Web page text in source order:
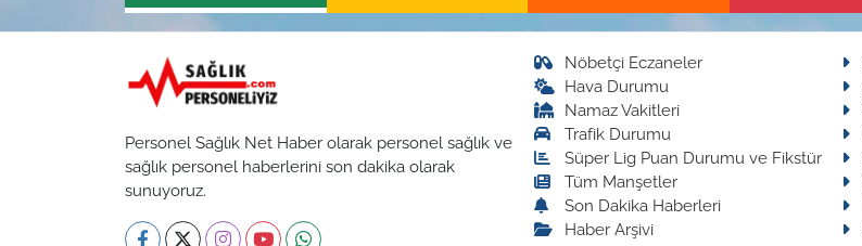
Personel Sağlık Net Haber olarak personel sağlık ve
sağlık personel haberlerini son dakika olarak
sunuyoruz.
Nöbetçi Eczaneler
Hava Durumu
Namaz Vakitleri
Trafik Durumu
Süper Lig Puan Durumu ve Fikstür
Tüm Manşetler
Son Dakika Haberleri
Haber Arşivi